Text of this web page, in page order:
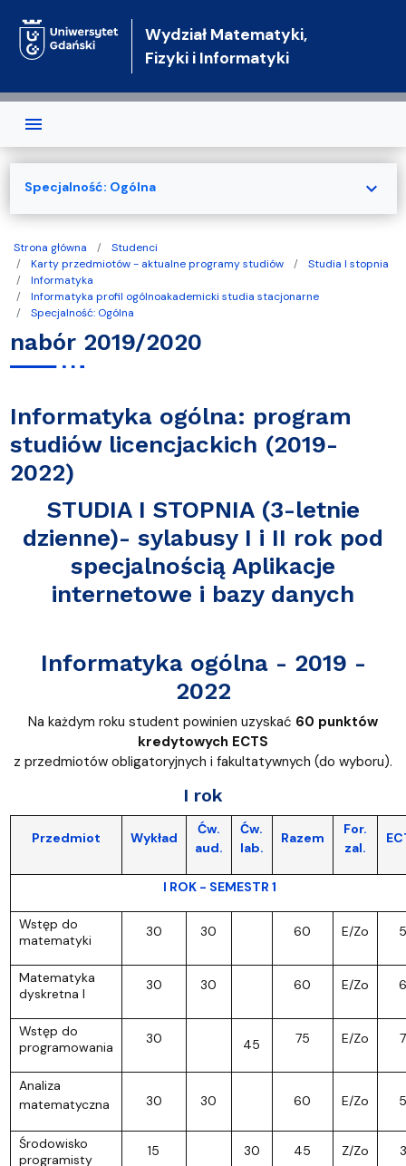
Wydział Matematyki,
Fizyki i Informatyki
Strona główna
Studenci
Karty przedmiotów - aktualne programy studiów
Studia I stopnia
Informatyka
Informatyka profil ogólnoakademicki studia stacjonarne
Specjalność: Ogólna
nabór 2019/2020
Informatyka ogólna: program
studiów licencjackich (2019-
2022)
STUDIA I STOPNIA (3-letnie
dzienne)- sylabusy I i II rok pod
specjalnością Aplikacje
internetowe i bazy danych
Informatyka ogólna - 2019 -
2022
Na każdym roku student powinien uzyskać 60 punktów
kredytowych ECTS
z przedmiotów obligatoryjnych i fakultatywnych (do wyboru).
I rok
Przedmiot Wykład
Ćw.
aud.
Ćw.
lab.
Razem
For.
zal.
I ROK - SEMESTR 1
Wstęp do
matematyki
30 30 60 E/Zo 5
Matematyka
dyskretna I
30 30 60 E/Zo 6
Wstęp do
programowania
30 45 75 E/Zo 7
Analiza
matematyczna
30 30 60 E/Zo 5
Środowisko
programisty
15 30 45 Z/Zo 3
Specjalność: Ogólna expand_more